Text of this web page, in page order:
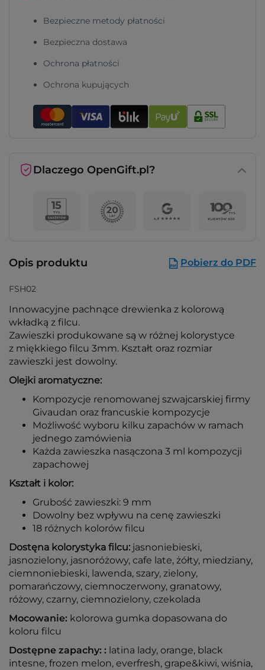
Bezpieczne metody płatności
Bezpieczna dostawa
Ochrona płatności
Ochrona kupujących
Dlaczego OpenGift.pl?
Opis produktu Pobierz do PDF
FSH02
Innowacyjne pachnące drewienka z kolorową
wkładką z filcu.
Zawieszki produkowane są w różnej kolorystyce
z miękkiego filcu 3mm. Kształt oraz rozmiar
zawieszki jest dowolny.
Olejki aromatyczne:
Kompozycje renomowanej szwajcarskiej firmy
Givaudan oraz francuskie kompozycje
Możliwość wyboru kilku zapachów w ramach
jednego zamówienia
Każda zawieszka nasączona 3 ml kompozycji
zapachowej
Kształt i kolor:
Grubość zawieszki: 9 mm
Dowolny bez wpływu na cenę zawieszki
18 różnych kolorów filcu
Dostęna kolorystyka filcu: jasnoniebieski,
jasnozielony, jasnoróżowy, cafe late, żółty, miedziany,
ciemnoniebieski, lawenda, szary, zielony,
pomarańczowy, ciemnoczerwony, granatowy,
różowy, czarny, ciemnozielony, czekolada
Mocowanie: kolorowa gumka dopasowana do
koloru filcu
Dostępne zapachy: : latina lady, orange, black
intesne, frozen melon, everfresh, grape&kiwi, wiśnia,